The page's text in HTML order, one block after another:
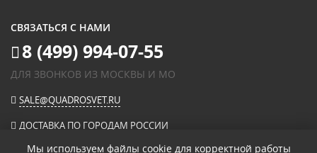
СВЯЗАТЬСЯ С НАМИ
8 (499) 994-07-55
ДЛЯ ЗВОНКОВ ИЗ МОСКВЫ И МО
SALE@QUADROSVET.RU
ДОСТАВКА ПО ГОРОДАМ РОССИИ
Мы используем файлы cookie для корректной работы